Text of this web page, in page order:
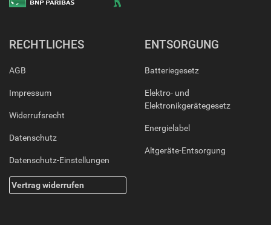
RECHTLICHES
AGB
Impressum
Widerrufsrecht
Datenschutz
Datenschutz-Einstellungen
Vertrag widerrufen
ENTSORGUNG
Batteriegesetz
Elektro- und
Elektronikgerätegesetz
Energielabel
Altgeräte-Entsorgung